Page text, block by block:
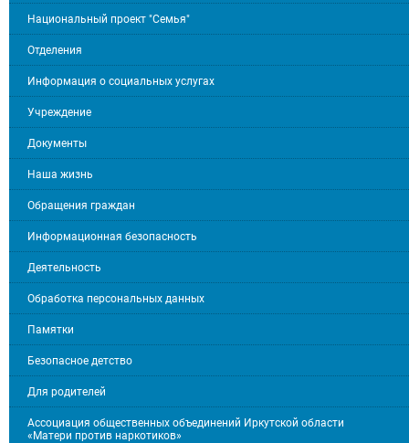
Национальный проект "Семья"
Отделения
Информация о социальных услугах
Учреждение
Документы
Наша жизнь
Обращения граждан
Информационная безопасность
Деятельность
Обработка персональных данных
Памятки
Безопасное детство
Для родителей
Ассоциация общественных объединений Иркутской области
«Матери против наркотиков»